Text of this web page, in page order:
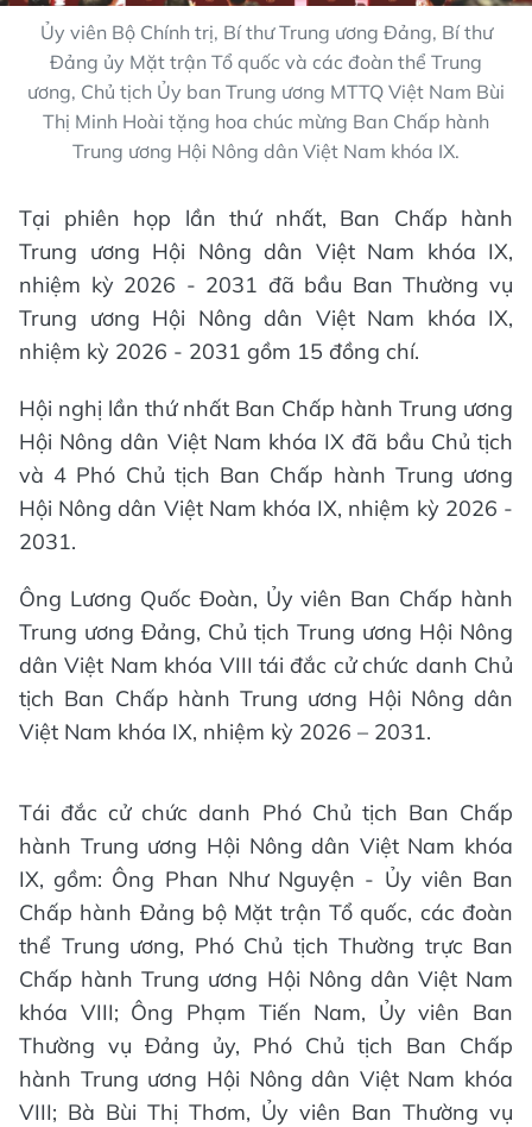
Ủy viên Bộ Chính trị, Bí thư Trung ương Đảng, Bí thư
Đảng ủy Mặt trận Tổ quốc và các đoàn thể Trung
ương, Chủ tịch Ủy ban Trung ương MTTQ Việt Nam Bùi
Thị Minh Hoài tặng hoa chúc mừng Ban Chấp hành
Trung ương Hội Nông dân Việt Nam khóa IX.
Tại phiên họp lần thứ nhất, Ban Chấp hành
Trung ương Hội Nông dân Việt Nam khóa IX,
nhiệm kỳ 2026 - 2031 đã bầu Ban Thường vụ
Trung ương Hội Nông dân Việt Nam khóa IX,
nhiệm kỳ 2026 - 2031 gồm 15 đồng chí.
Hội nghị lần thứ nhất Ban Chấp hành Trung ương
Hội Nông dân Việt Nam khóa IX đã bầu Chủ tịch
và 4 Phó Chủ tịch Ban Chấp hành Trung ương
Hội Nông dân Việt Nam khóa IX, nhiệm kỳ 2026 -
2031.
Ông Lương Quốc Đoàn, Ủy viên Ban Chấp hành
Trung ương Đảng, Chủ tịch Trung ương Hội Nông
dân Việt Nam khóa VIII tái đắc cử chức danh Chủ
tịch Ban Chấp hành Trung ương Hội Nông dân
Việt Nam khóa IX, nhiệm kỳ 2026 – 2031.
Tái đắc cử chức danh Phó Chủ tịch Ban Chấp
hành Trung ương Hội Nông dân Việt Nam khóa
IX, gồm: Ông Phan Như Nguyện - Ủy viên Ban
Chấp hành Đảng bộ Mặt trận Tổ quốc, các đoàn
thể Trung ương, Phó Chủ tịch Thường trực Ban
Chấp hành Trung ương Hội Nông dân Việt Nam
khóa VIII; Ông Phạm Tiến Nam, Ủy viên Ban
Thường vụ Đảng ủy, Phó Chủ tịch Ban Chấp
hành Trung ương Hội Nông dân Việt Nam khóa
VIII; Bà Bùi Thị Thơm, Ủy viên Ban Thường vụ